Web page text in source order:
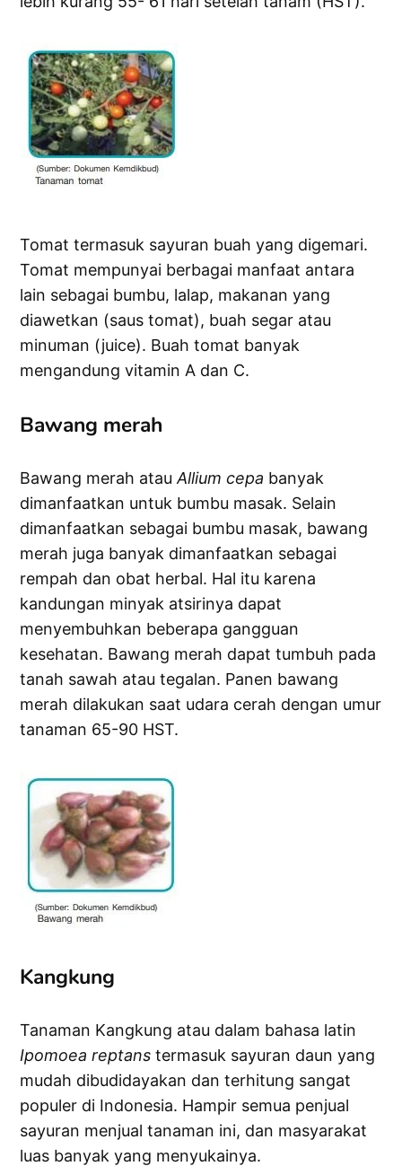
Tomat termasuk sayuran buah yang digemari.
Tomat mempunyai berbagai manfaat antara
lain sebagai bumbu, lalap, makanan yang
diawetkan (saus tomat), buah segar atau
minuman (juice). Buah tomat banyak
mengandung vitamin A dan C.
Bawang merah
Bawang merah atauAllium cepa banyak
dimanfaatkan untuk bumbu masak. Selain
dimanfaatkan sebagai bumbu masak, bawang
merah juga banyak dimanfaatkan sebagai
rempah dan obat herbal. Hal itu karena
kandungan minyak atsirinya dapat
menyembuhkan beberapa gangguan
kesehatan. Bawang merah dapat tumbuh pada
tanah sawah atau tegalan. Panen bawang
merah dilakukan saat udara cerah dengan umur
tanaman 65-90 HST.
Kangkung
Tanaman Kangkung atau dalam bahasa latin
Ipomoea reptans termasuk sayuran daun yang
mudah dibudidayakan dan terhitung sangat
populer di Indonesia. Hampir semua penjual
sayuran menjual tanaman ini, dan masyarakat
luas banyak yang menyukainya.